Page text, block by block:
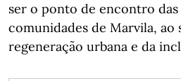
ser o ponto de encontro
comunidades de Marvila, ao
regeneração urbana e da